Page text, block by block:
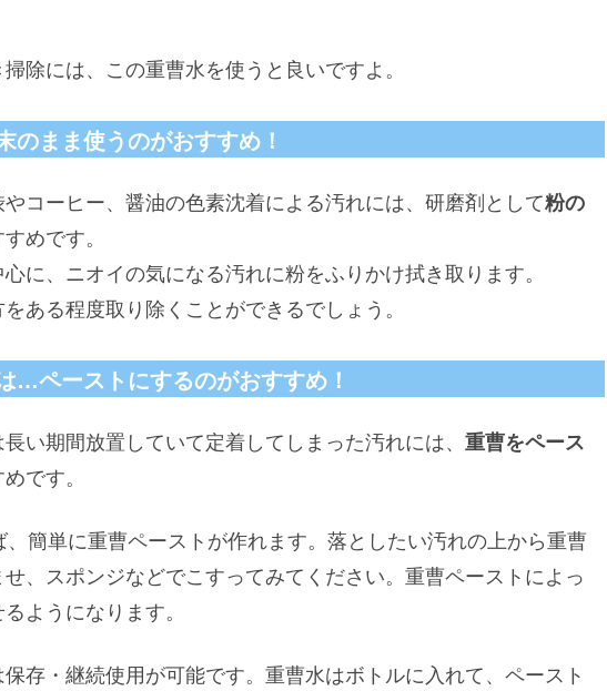
除には、この重曹水を使うと良いですよ。
まま使うのがおすすめ！
コーヒー、醤油の色素沈着による汚れには、研磨剤として粉の
めです。
に、ニオイの気になる汚れに粉をふりかけ拭き取ります。
ある程度取り除くことができるでしょう。
…ペーストにするのがおすすめ！
い期間放置していて定着してしまった汚れには、 重曹をペース
です。
簡単に重曹ペーストが作れます。落としたい汚れの上から重曹
、スポンジなどでこすってみてください。重曹ペーストによっ
ようになります。
存・継続使用が可能です。重曹水はボトルに入れて、ペースト